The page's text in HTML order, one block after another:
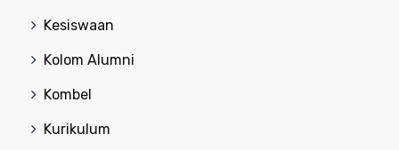
Kesiswaan
Kolom Alumni
Kombel
Kurikulum